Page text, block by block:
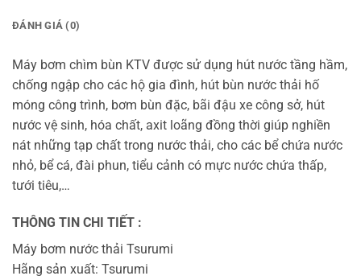
ĐÁNH GIÁ (0)
Máy bơm chìm bùn KTV được sử dụng hút nước tầng hầm,
chống ngập cho các hộ gia đình, hút bùn nước thải hố
móng công trình, bơm bùn đặc, bãi đậu xe công sở, hút
nước vệ sinh, hóa chất, axit loãng đồng thời giúp nghiền
nát những tạp chất trong nước thải, cho các bể chứa nước
nhỏ, bể cá, đài phun, tiểu cảnh có mực nước chứa thấp,
tưới tiêu,…
THÔNG TIN CHI TIẾT :
Máy bơm nước thải Tsurumi
Hãng sản xuất: Tsurumi